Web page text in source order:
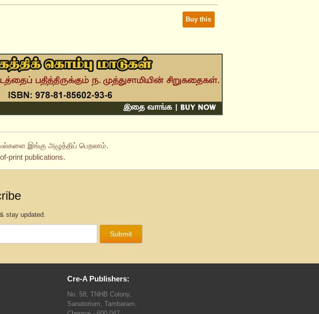
Buy this
இங்கு அழுத்திப் பெறலாம்.
print publications.
stay updated.
Cre-A Publishers:
No. 58, TNHB Colony,
Sanatorium, Tambaram,